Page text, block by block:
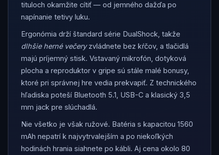
tituloch okamžite cítiť — od jemného dažďa po
napínanie tetivy luku.
Ergonómia drží štandard série DualShock, takže
dlhšie herné večeryzvládnete bez kŕčov, a tlačidlá
majú príjemný stisk. Vstavaný mikrofón, dotyková
plocha a reproduktor v gripe sú stále malé bonusy,
ktoré pri správnej hre vedia prekvapiť. Z technického
hľadiska poteší Bluetooth 5.1, USB-C a klasický 3,5
mm jack pre slúchadlá.
Nie všetko je však ružové. Batéria s kapacitou 1560
mAh nepatrí k najvytrvalejším a po niekoľkých
hodinách hrania siahnete po kábli. Aj cena okolo 80